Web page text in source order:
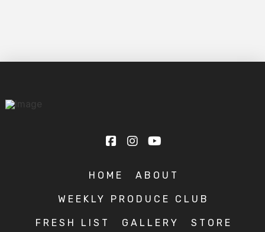
HOME ABOUT
WEEKLY PRODUCE CLUB
FRESH LIST GALLERY STORE